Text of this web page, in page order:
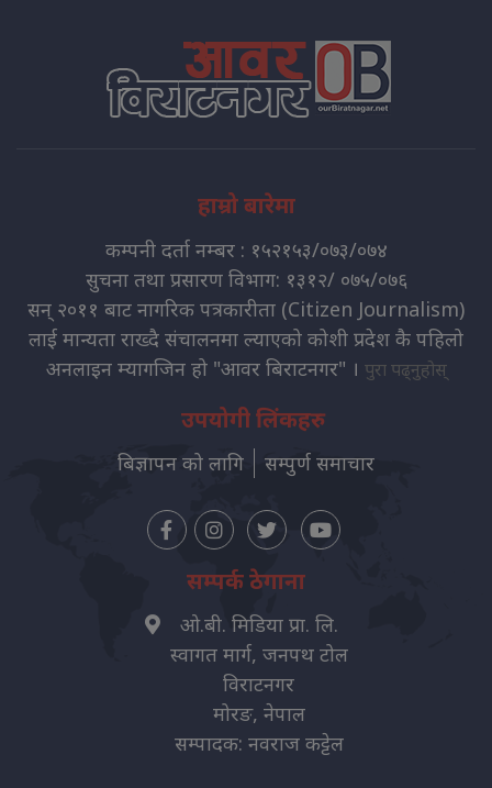
हाम्रो बारेमा
कम्पनी दर्ता नम्बर : १५२१५३/०७३/०७४
सुचना तथा प्रसारण विभाग: १३१२/ ०७५/०७६
सन् २०११ बाट नागरिक पत्रकारीता (Citizen Journalism)
लाई मान्यता राख्दै संचालनमा ल्याएको कोशी प्रदेश कै पहिलो
अनलाइन म्यागजिन हो "आवर बिराटनगर" । पुरा पढ्नुहोस्
उपयोगी लिंकहरु
बिज्ञापन को लागि सम्पुर्ण समाचार
सम्पर्क ठेगाना
ओ.बी. मिडिया प्रा. लि.
स्वागत मार्ग, जनपथ टोल
विराटनगर
मोरङ, नेपाल
सम्पादक: नवराज कट्टेल